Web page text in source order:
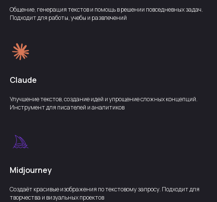
Общение, генерация текстов и помощь в решении повседневных задач.
Подходит для работы, учебы и развлечений
Claude
Улучшение текстов, создание идей и упрощение сложных концепций.
Инструмент для писателей и аналитиков
Midjourney
Создаёт красивые изображения по текстовому запросу. Подходит для
творчества и визуальных проектов